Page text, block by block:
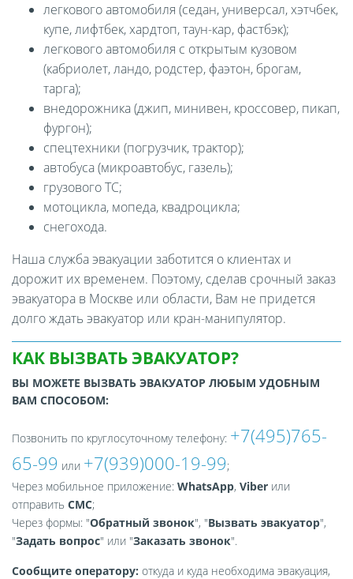
легкового автомобиля (седан, универсал, хэтчбек,
купе, лифтбек, хардтоп, таун-кар, фастбэк);
легкового автомобиля с открытым кузовом
(кабриолет, ландо, родстер, фаэтон, брогам,
тарга);
внедорожника (джип, минивен, кроссовер, пикап,
фургон);
спецтехники (погрузчик, трактор);
автобуса (микроавтобус, газель);
грузового ТС;
мотоцикла, мопеда, квадроцикла;
снегохода.
Наша служба эвакуации заботится о клиентах и
дорожит их временем. Поэтому, сделав срочный заказ
эвакуатора в Москве или области, Вам не придется
долго ждать эвакуатор или кран-манипулятор.
КАК ВЫЗВАТЬ ЭВАКУАТОР?
ВЫ МОЖЕТЕ ВЫЗВАТЬ ЭВАКУАТОР ЛЮБЫМ УДОБНЫМ
ВАМ СПОСОБОМ:
Позвонить по круглосуточному телефону: +7(495)765-
65-99 или +7(939)000-19-99;
Через мобильное приложение: WhatsApp, Viber или
отправить СМС;
Через формы: "Обратный звонок", "Вызвать эвакуатор",
"Задать вопрос" или "Заказать звонок".
Сообщите оператору: откуда и куда необходима эвакуация,